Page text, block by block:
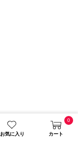
お気に入り カート
0